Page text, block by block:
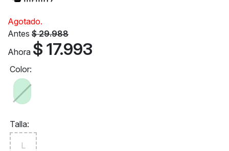
Agotado.
Antes $ 29.988
Ahora $ 17.993
Color:
Talla:
L